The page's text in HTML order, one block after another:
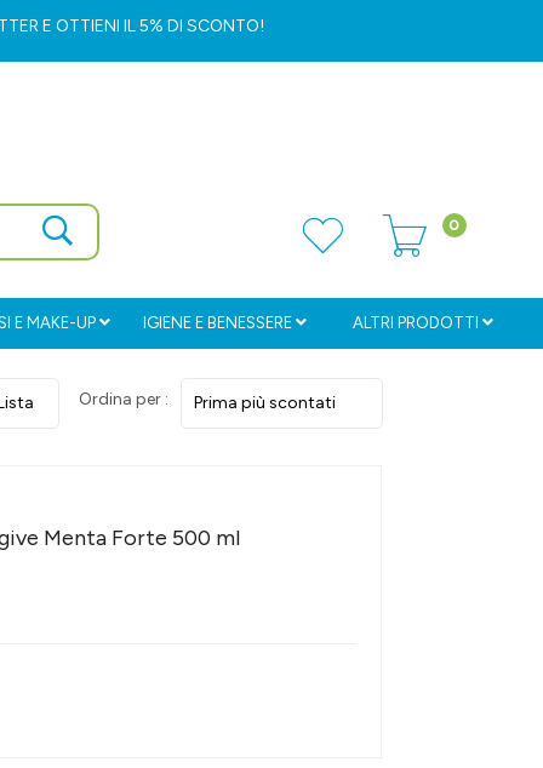
E OTTIENI IL 5% DI SCONTO!
0
E MAKE-UP IGIENE E BENESSERE ALTRI PRODOTTI
Ordina per :
Menta Forte 500 ml